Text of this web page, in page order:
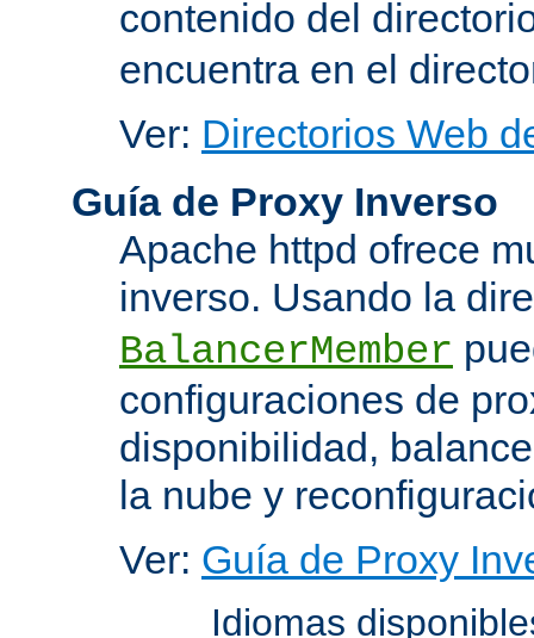
contenido del
encuentra en el
Ver: Directorios Web
Guía de Proxy Inverso
Apache httpd ofrece
inverso. Usando la
BalancerMember
configuraciones de
disponibilidad,
la nube y
Ver: Guía de Proxy
Idiomas